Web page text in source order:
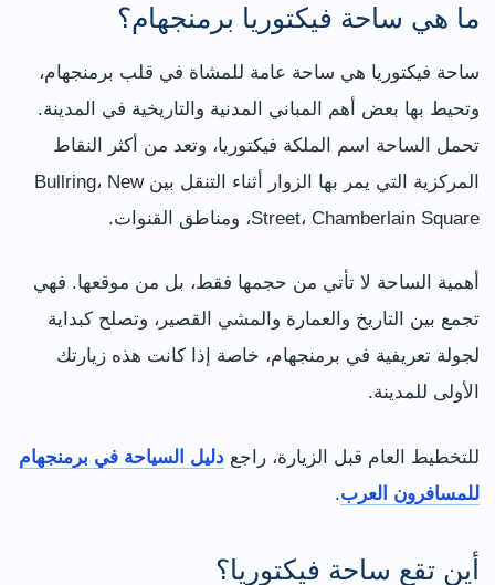
ما هي ساحة فيكتوريا برمنجهام؟
ساحة فيكتوريا هي ساحة عامة للمشاة في قلب برمنجهام،
وتحيط بها بعض أهم المباني المدنية والتاريخية في المدينة.
تحمل الساحة اسم الملكة فيكتوريا، وتعد من أكثر النقاط
المركزية التي يمر بها الزوار أثناء التنقل بين Bullring، New
Street، Chamberlain Square، ومناطق القنوات.
أهمية الساحة لا تأتي من حجمها فقط، بل من موقعها. فهي
تجمع بين التاريخ والعمارة والمشي القصير، وتصلح كبداية
لجولة تعريفية في برمنجهام، خاصة إذا كانت هذه زيارتك
الأولى للمدينة.
للتخطيط العام قبل الزيارة، راجع دليل السياحة في برمنجهام
للمسافرون العرب.
أين تقع ساحة فيكتوريا؟